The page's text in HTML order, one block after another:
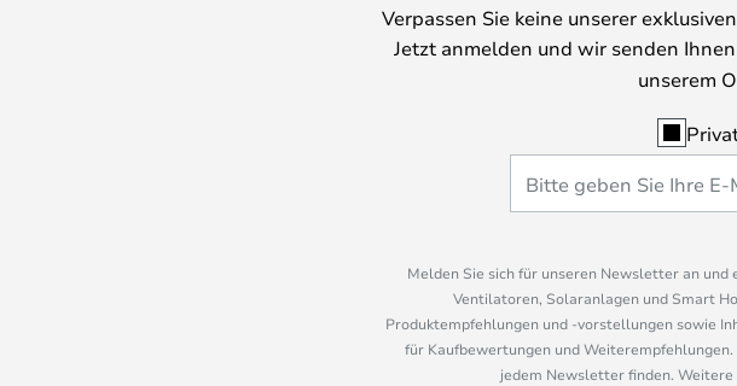
Verpassen Sie keine unserer
Jetzt anmelden und wir senden
unserem
Melden Sie sich für unseren Newsletter an
Ventilatoren, Solaranlagen und Smart
Produktempfehlungen und -vorstellungen sowie
für Kaufbewertungen und
jedem Newsletter finden.